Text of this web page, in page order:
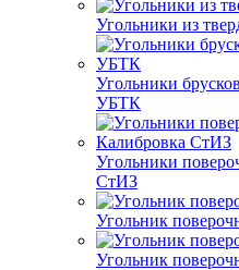
Угольники из
Угольники
УБТК
Угольники
СтИЗ
Угольник
Угольник